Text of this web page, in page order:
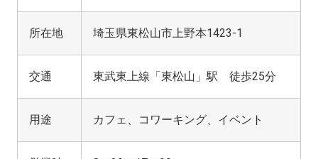
所在地 埼玉県東松山市上野本1423-1
交通 東武東上線「東松山」駅 徒歩25分
用途 カフェ、コワーキング、イベント